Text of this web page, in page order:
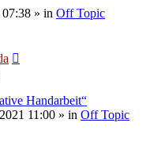
» in Off Topic
Handarbeit“
11:00 » in Off Topic